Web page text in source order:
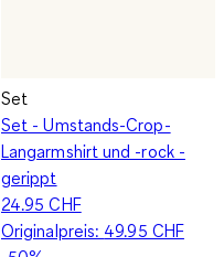
Set
Set - Umstands-Crop-
Langarmshirt und -rock -
gerippt
24.95 CHF
Originalpreis: 49.95 CHF